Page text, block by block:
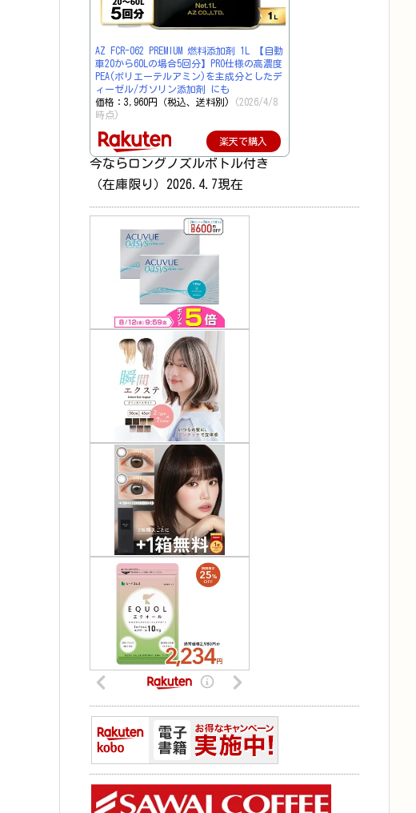
AZ FCR-062 PREMIUM 燃料添加剤 1L 【自動
車20から60Lの場合5回分】PRO仕様の高濃度
PEA(ポリエーテルアミン)を主成分としたデ
ィーゼル/ガソリン添加剤 にも
価格：3,960円（税込、送料別)
(2026/4/8
時点)
楽天で購入
今ならロングノズルボトル付き
（在庫限り）2026.4.7現在